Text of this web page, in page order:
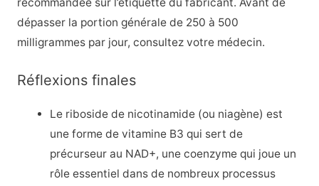
recommandée sur l’étiquette du fabricant. Avant de
dépasser la portion générale de 250 à 500
milligrammes par jour, consultez votre médecin.
Réflexions finales
Le riboside de nicotinamide (ou niagène) est
une forme de vitamine B3 qui sert de
précurseur au NAD+, une coenzyme qui joue un
rôle essentiel dans de nombreux processus